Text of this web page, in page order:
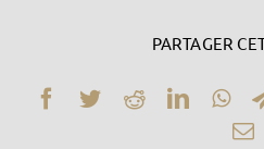
PARTAGER
Facebook
TwitterReddit